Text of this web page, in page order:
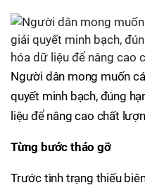
Người dân mong muốn
quyết minh bạch, đúng
liệu để nâng cao chất
Từng bước tháo gỡ
Trước tình trạng thiếu